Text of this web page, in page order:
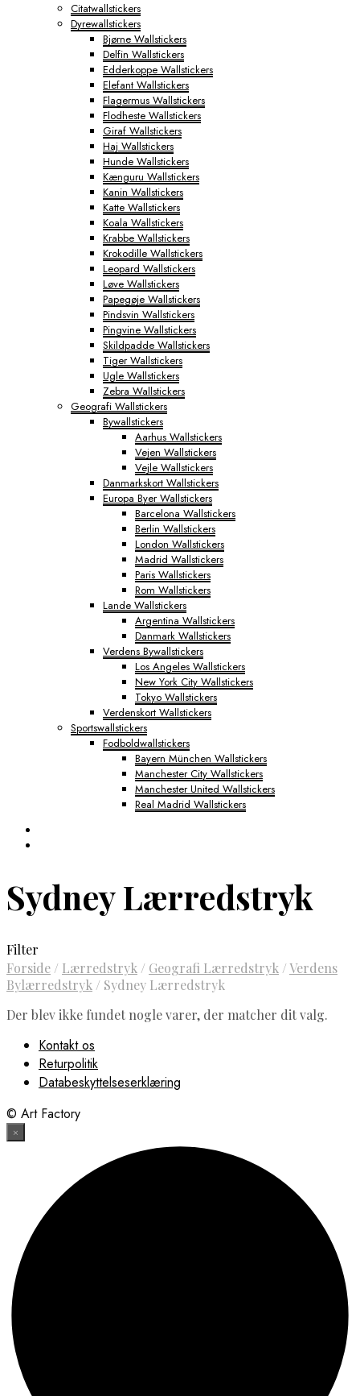
Citatwallstickers
Dyrewallstickers
Bjørne Wallstickers
Delfin Wallstickers
Edderkoppe Wallstickers
Elefant Wallstickers
Flagermus Wallstickers
Flodheste Wallstickers
Giraf Wallstickers
Haj Wallstickers
Hunde Wallstickers
Kænguru Wallstickers
Kanin Wallstickers
Katte Wallstickers
Koala Wallstickers
Krabbe Wallstickers
Krokodille Wallstickers
Leopard Wallstickers
Løve Wallstickers
Papegøje Wallstickers
Pindsvin Wallstickers
Pingvine Wallstickers
Skildpadde Wallstickers
Tiger Wallstickers
Ugle Wallstickers
Zebra Wallstickers
Geografi Wallstickers
Bywallstickers
Aarhus Wallstickers
Vejen Wallstickers
Vejle Wallstickers
Danmarkskort Wallstickers
Europa Byer Wallstickers
Barcelona Wallstickers
Berlin Wallstickers
London Wallstickers
Madrid Wallstickers
Paris Wallstickers
Rom Wallstickers
Lande Wallstickers
Argentina Wallstickers
Danmark Wallstickers
Verdens Bywallstickers
Los Angeles Wallstickers
New York City Wallstickers
Tokyo Wallstickers
Verdenskort Wallstickers
Sportswallstickers
Fodboldwallstickers
Bayern München Wallstickers
Manchester City Wallstickers
Manchester United Wallstickers
Real Madrid Wallstickers
Sydney Lærredstryk
Filter
Forside / Lærredstryk / Geografi Lærredstryk /Verdens
Bylærredstryk / Sydney Lærredstryk
Der blev ikke fundet nogle varer, der matcher dit valg.
Kontakt os
Returpolitik
Databeskyttelseserklæring
© Art Factory
×